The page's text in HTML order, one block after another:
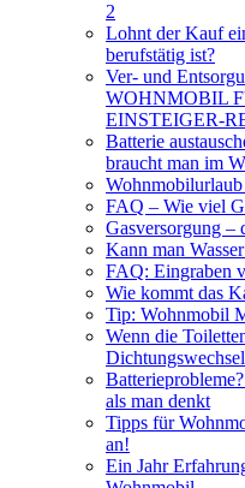
2
Lohnt der Kauf
berufstätig ist?
Ver- und
WOHNMOBIL
EINSTEIGER-
Batterie
braucht man im
FAQ – Wie viel
Gasversorgung –
Kann man
FAQ: Eingraben
Wie kommt das
Tip: Wohnmobil
Wenn die
als man denkt
Tipps für
an!
Ein Jahr